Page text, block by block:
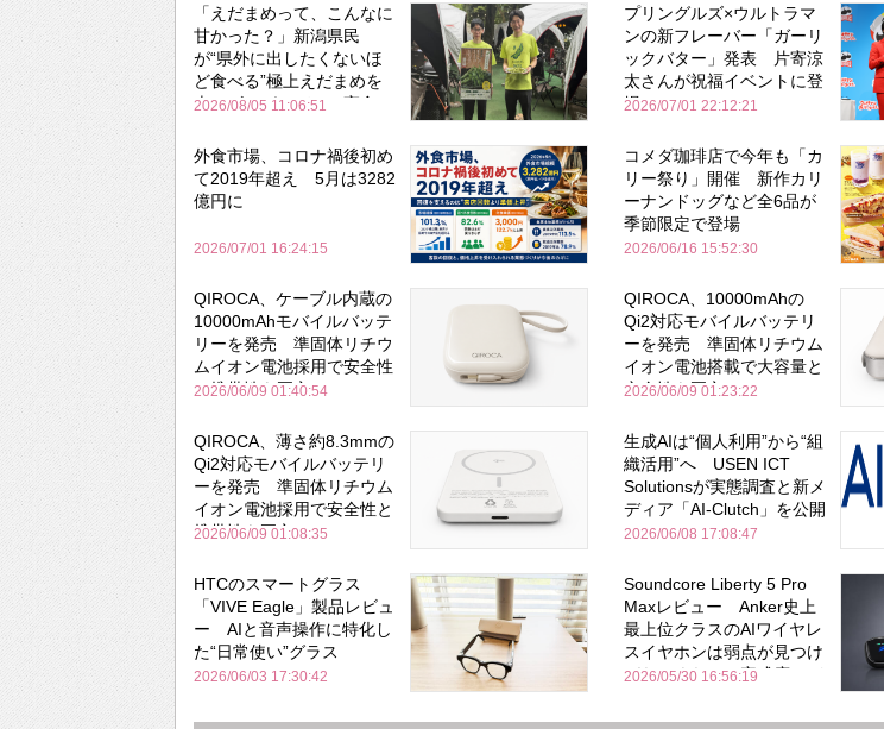
「えだまめって、こんなに
甘かった？」新潟県民
が“県外に出したくないほ
ど食べる”極上えだまめを
森のビアガーデンで実食
2026/08/05 11:06:51
プリングルズ×ウルトラマ
ンの新フレーバー「ガーリ
ックバター」発表 片寄涼
太さんが祝福イベントに登
場
2026/07/01 22:12:21
外食市場、コロナ禍後初め
て2019年超え 5月は3282
億円に
2026/07/01 16:24:15
コメダ珈琲店で今年も「カ
リー祭り」開催 新作カリ
ーナンドッグなど全6品が
季節限定で登場
2026/06/16 15:52:30
QIROCA、ケーブル内蔵の
10000mAhモバイルバッテ
リーを発売 準固体リチウ
ムイオン電池採用で安全性
と携帯性を両立
2026/06/09 01:40:54
QIROCA、10000mAhの
Qi2対応モバイルバッテリ
ーを発売 準固体リチウム
イオン電池搭載で大容量と
安全性を両立
2026/06/09 01:23:22
QIROCA、薄さ約8.3mmの
Qi2対応モバイルバッテリ
ーを発売 準固体リチウム
イオン電池採用で安全性と
携帯性を両立
2026/06/09 01:08:35
生成AIは“個人利用”から“組
織活用”へ USEN ICT
Solutionsが実態調査と新メ
ディア「AI-Clutch」を公開
2026/06/08 17:08:47
HTCのスマートグラス
「VIVE Eagle」製品レビュ
ー AIと音声操作に特化し
た“日常使い”グラス
2026/06/03 17:30:42
Soundcore Liberty 5 Pro
Maxレビュー Anker史上
最上位クラスのAIワイヤレ
スイヤホンは弱点が見つけ
づらいくらいの完成度にび
Bose並み
2026/05/30 16:56:19